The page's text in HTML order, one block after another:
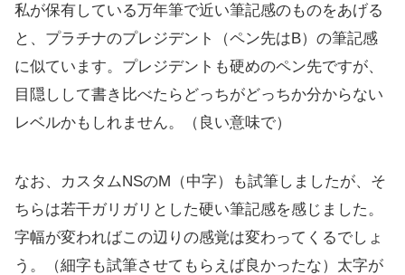
私が保有している万年筆で近い筆記感のものをあげる
と、プラチナのプレジデント（ペン先はB）の筆記感
に似ています。プレジデントも硬めのペン先ですが、
目隠しして書き比べたらどっちがどっちか分からない
レベルかもしれません。（良い意味で）
なお、カスタムNSのM（中字）も試筆しましたが、そ
ちらは若干ガリガリとした硬い筆記感を感じました。
字幅が変わればこの辺りの感覚は変わってくるでしょ
う。（細字も試筆させてもらえば良かったな）太字が